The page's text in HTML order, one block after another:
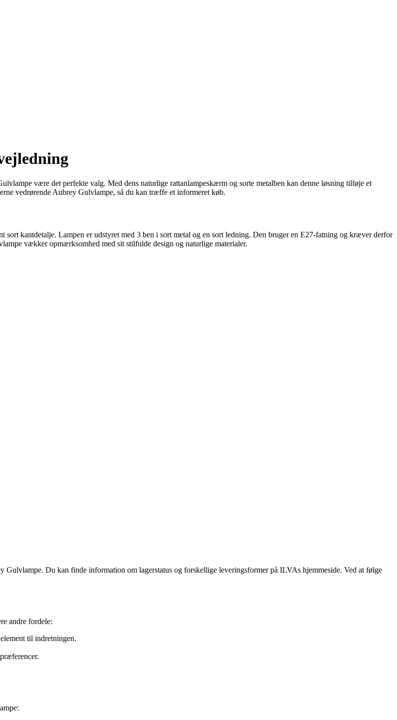
være det perfekte valg. Med dens naturlige rattanlampeskærm og sorte metalben kan denne løsning tilføje et
vedrørende Aubrey Gulvlampe, så du kan træffe et informeret køb.
kantdetalje. Lampen er udstyret med 3 ben i sort metal og en sort ledning. Den bruger en E27-fatning og kræver derfor
vækker opmærksomhed med sit stilfulde design og naturlige materialer.
Du kan finde information om lagerstatus og forskellige leveringsformer på ILVAs hjemmeside. Ved at følge
andre fordele:
til indretningen.